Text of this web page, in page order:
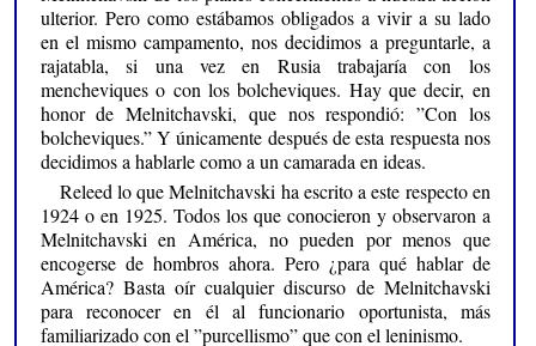
ulterior. Pero como estábamos obligados a vivir a su lado
en el mismo campamento, nos decidimos a preguntarle, a
rajatabla, si una vez en Rusia trabajaría con los
mencheviques o con los bolcheviques. Hay que decir, en
honor de Melnitchavski, que nos respondió: ”Con los
bolcheviques.” Y únicamente después de esta respuesta nos
decidimos a hablarle como a un camarada en ideas.
Releed lo que Melnitchavski ha escrito a este respecto en
1924 o en 1925. Todos los que conocieron y observaron a
Melnitchavski en América, no pueden por menos que
encogerse de hombros ahora. Pero ¿para qué hablar de
América? Basta oír cualquier discurso de Melnitchavski
para reconocer en él al funcionario oportunista, más
familiarizado con el ”purcellismo” que con el leninismo.